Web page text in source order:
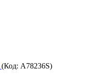
(Код: A78236S)